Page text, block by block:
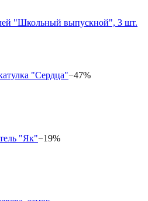
"Школьный выпускной", 3 шт.
−47%
−19%